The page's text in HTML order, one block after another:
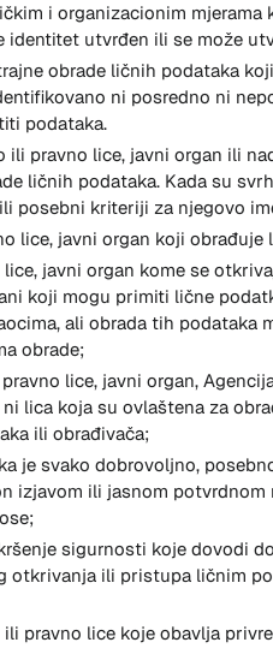
i organizacionim
identitet utvrđen ili se može
obrade ličnih podataka
ni posredno ni
podataka.
ili pravno lice, javni organ ili
ličnih podataka. Kada su
posebni kriteriji za njegovo
lice, javni organ koji
javni organ kome se
koji mogu primiti lične
ali obrada tih podataka
obrade;
lice, javni organ,
lica koja su ovlaštena za
ili obrađivača;
je svako dobrovoljno,
izjavom ili jasnom
sigurnosti koje dovodi
otkrivanja ili pristupa ličnim
pravno lice koje obavlja